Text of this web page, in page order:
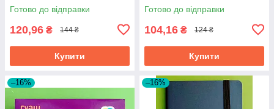
Готово до відправки
120,96 ₴ 144 ₴
Купити
Готово до відправки
104,16 ₴ 124 ₴
Купити
–16% –16%